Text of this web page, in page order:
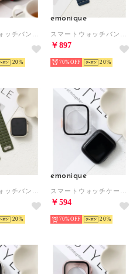
20
emonique
￥897
70% 20
20
emonique
￥594
70% 20